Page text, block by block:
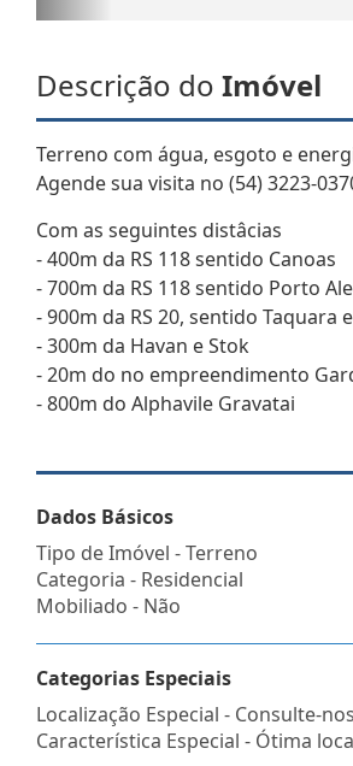
Descrição do Imóvel
Terreno com água, esgoto e
Agende sua visita no (54) 3223-
Com as seguintes distâcias
- 400m da RS 118 sentido Canoas
- 700m da RS 118 sentido Porto
- 900m da RS 20, sentido Taquara
- 300m da Havan e Stok
- 20m do no empreendimento
- 800m do Alphavile Gravatai
Dados Básicos
Tipo de Imóvel - Terreno
Categoria - Residencial
Mobiliado - Não
Categorias Especiais
Localização Especial - Consulte-
Característica Especial - Ótima